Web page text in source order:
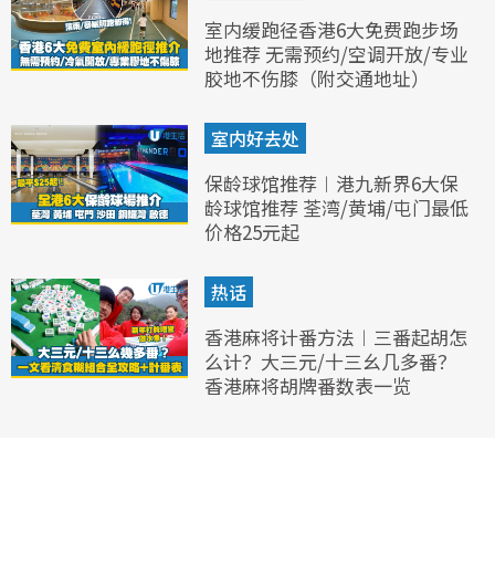
室内缓跑径香港6大免费跑步场
地推荐 无需预约/空调开放/专业
胶地不伤膝（附交通地址）
室内好去处
保龄球馆推荐︱港九新界6大保
龄球馆推荐 荃湾/黄埔/屯门最低
价格25元起
热话
香港麻将计番方法︱三番起胡怎
么计？大三元/十三幺几多番？
香港麻将胡牌番数表一览